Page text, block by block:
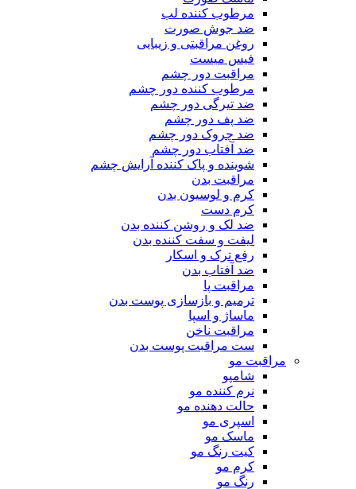
مرطوب کننده لب
ضد جوش صورت
روغن مراقبتی و زیبایی
فیس میست
مراقبت دور چشم
مرطوب کننده دور چشم
ضد تیرگی دور چشم
ضد پف دور چشم
ضد چروک دور چشم
ضد آفتاب دور چشم
شوینده و پاک کننده آرایش چشم
مراقبت بدن
کرم و لوسیون بدن
کرم دست
ضد لک و روشن کننده بدن
لیفت و سفت کننده بدن
رفع ترک و اسکار
ضد آفتاب بدن
مراقبت پا
ترمیم و بازسازی پوست بدن
ماساژ و اسپا
مراقبت ناخن
ست مراقبت پوست بدن
مراقبت مو
شامپو
نرم کننده مو
حالت دهنده مو
اسپری مو
ماسک مو
کیت رنگ مو
کرم مو
رنگ مو